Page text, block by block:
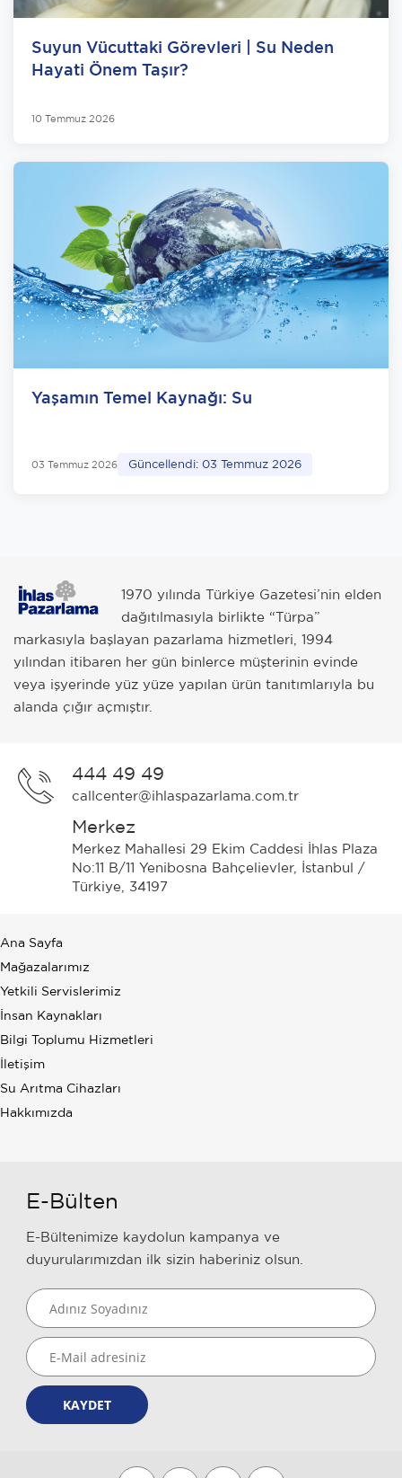
Suyun Vücuttaki Görevleri | Su Neden
Hayati Önem Taşır?
10 Temmuz 2026
Yaşamın Temel Kaynağı: Su
03 Temmuz 2026 Güncellendi: 03 Temmuz 2026
1970 yılında Türkiye Gazetesi’nin elden
dağıtılmasıyla birlikte “Türpa”
markasıyla başlayan pazarlama hizmetleri, 1994
yılından itibaren her gün binlerce müşterinin evinde
veya işyerinde yüz yüze yapılan ürün tanıtımlarıyla bu
alanda çığır açmıştır.
444 49 49
callcenter@ihlaspazarlama.com.tr
Merkez
Merkez Mahallesi 29 Ekim Caddesi İhlas Plaza
No:11 B/11 Yenibosna Bahçelievler, İstanbul /
Türkiye, 34197
Ana Sayfa
Mağazalarımız
Yetkili Servislerimiz
İnsan Kaynakları
Bilgi Toplumu Hizmetleri
İletişim
Su Arıtma Cihazları
Hakkımızda
E-Bülten
E-Bültenimize kaydolun kampanya ve
duyurularımızdan ilk sizin haberiniz olsun.
KAYDET